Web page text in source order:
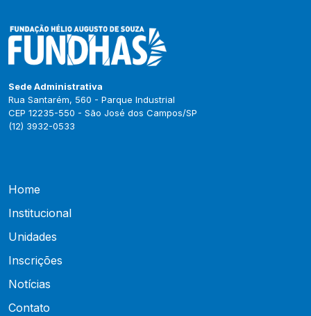
Sede Administrativa
Rua Santarém, 560 - Parque Industrial
CEP 12235-550 - São José dos Campos/SP
(12) 3932-0533
Home
Institucional
Unidades
Inscrições
Notícias
Contato